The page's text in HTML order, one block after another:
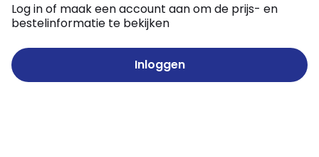
Log in of maak een account aan om de prijs- en
bestelinformatie te bekijken
Inloggen